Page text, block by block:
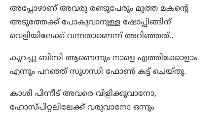
അപ്പോഴാണ് അവരു രണ്ടുപേരും മൂത്ത മകന്റെ
അടുത്തേക്ക് പോകുവാനുള്ള ഷോപ്പിങ്ങിന്
വെളിയിലേക്ക് വന്നതാണെന്ന് അറിഞ്ഞത്..
കുറച്ചു ബിസി ആണെന്നും നാളെ എത്തിക്കോളാം
എന്നും പറഞ്ഞ് സുഗന്ധി ഫോൺ കട്ട് ചെയ്തു.
കാശി പിന്നീട് അവരെ വിളിക്കുവാനോ,
ഹോസ്പിറ്റലിലേക്ക് വരുവാനോ ഒന്നും